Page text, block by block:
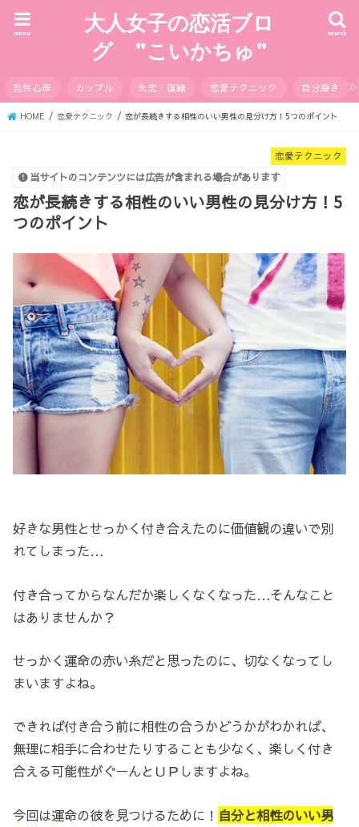
大人女子の恋活ブロ
グ ”こいかちゅ”
search
menu
男性心理 カップル 失恋・復縁 恋愛テクニック 自分磨き
HOME 恋愛テクニック 恋が長続きする相性のいい男性の見分け方！5つのポイント
恋愛テクニック
当サイトのコンテンツには広告が含まれる場合があります
恋が長続きする相性のいい男性の見分け方！5
つのポイント
好きな男性とせっかく付き合えたのに価値観の違いで別
れてしまった…
付き合ってからなんだか楽しくなくなった…そんなこと
はありませんか？
せっかく運命の赤い糸だと思ったのに、切なくなってし
まいますよね。
できれば付き合う前に相性の合うかどうかがわかれば、
無理に相手に合わせたりすることも少なく、楽しく付き
合える可能性がぐーんとＵＰしますよね。
今回は運命の彼を見つけるために！ 自分と相性のいい男